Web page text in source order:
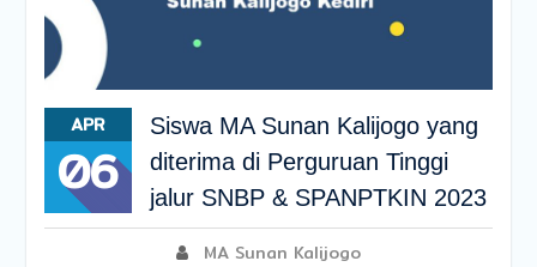
APR
06
Siswa MA Sunan Kalijogo yang
diterima di Perguruan Tinggi
jalur SNBP & SPANPTKIN 2023
MA Sunan Kalijogo